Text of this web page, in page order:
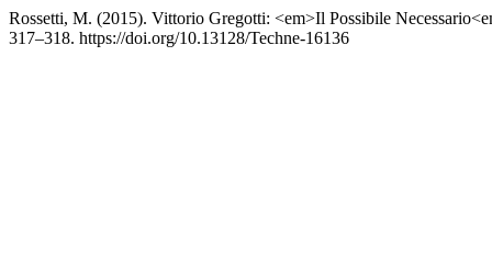
Rossetti, M. (2015). Vittorio Gregotti: <em>Il Possibile
317–318. https://doi.org/10.13128/Techne-16136